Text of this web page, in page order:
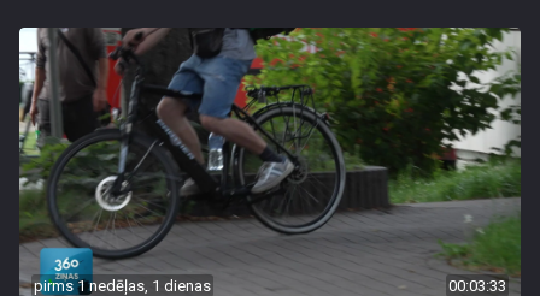
pirms 1 nedēļas, 1 dienas 00:03:33